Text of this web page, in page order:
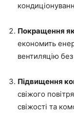
Покращення
економить
вентиляцію
Підвищення
свіжого
свіжості та